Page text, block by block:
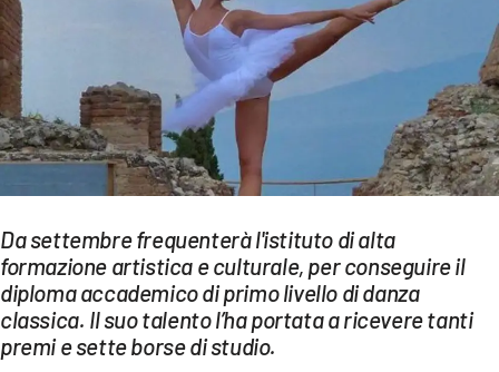
Streaming
LAC TV
LAC ONAIR
LaC
Network
Da settembre frequenterà l'istituto di alta
formazione artistica e culturale, per conseguire il
diploma accademico di primo livello di danza
classica. Il suo talento l’ha portata a ricevere tanti
premi e sette borse di studio.